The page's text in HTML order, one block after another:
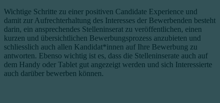
Wichtige Schritte zu einer positiven Candidate Experience und
damit zur Aufrechterhaltung des Interesses der Bewerbenden besteht
darin, ein ansprechendes Stelleninserat zu veröffentlichen, einen
kurzen und übersichtlichen Bewerbungsprozess anzubieten und
schliesslich auch allen Kandidat*innen auf Ihre Bewerbung zu
antworten. Ebenso wichtig ist es, dass die Stelleninserate auch auf
dem Handy oder Tablet gut angezeigt werden und sich Interessierte
auch darüber bewerben können.